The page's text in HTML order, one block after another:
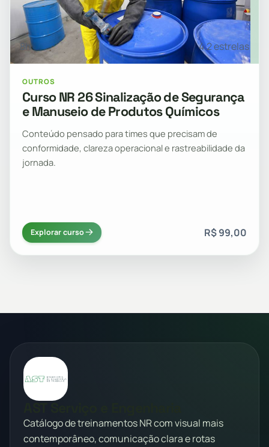
8h 4.2 estrelas
OUTROS
Curso NR 26 Sinalização de Segurança
e Manuseio de Produtos Químicos
Conteúdo pensado para times que precisam de
conformidade, clareza operacional e rastreabilidade da
jornada.
Explorar curso R$ 99,00
Catálogo de treinamentos NR com visual mais
contemporâneo, comunicação clara e rotas